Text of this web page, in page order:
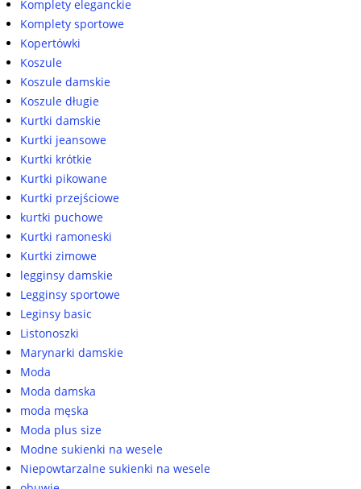
Komplety eleganckie
Komplety sportowe
Kopertówki
Koszule
Koszule damskie
Koszule długie
Kurtki damskie
Kurtki jeansowe
Kurtki krótkie
Kurtki pikowane
Kurtki przejściowe
kurtki puchowe
Kurtki ramoneski
Kurtki zimowe
legginsy damskie
Legginsy sportowe
Leginsy basic
Listonoszki
Marynarki damskie
Moda
Moda damska
moda męska
Moda plus size
Modne sukienki na wesele
Niepowtarzalne sukienki na wesele